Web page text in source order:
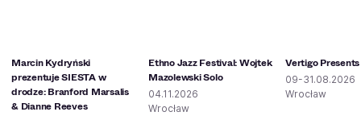
Marcin Kydryński
prezentuje SIESTA w
drodze: Branford Marsalis
& Dianne Reeves
Ethno Jazz Festival: Wojtek
Mazolewski Solo
04.11.2026
Wrocław
Vertigo Presents
09-31.08.2026
Wrocław